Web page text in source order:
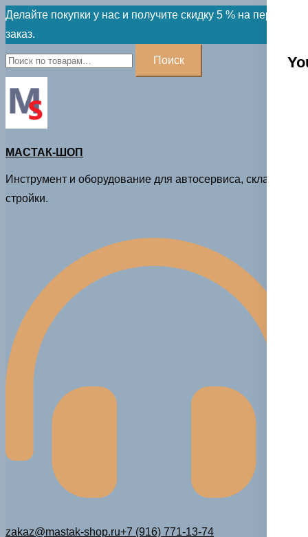
Skip
to
content
Делайте покупки у нас и получите скидку 5 % на первый
заказ.
Искать:
Поиск
МАСТАК-ШОП
Инструмент и оборудование для автосервиса, склада и
стройки.
zakaz@mastak-shop.ru+7 (916) 771-13-74